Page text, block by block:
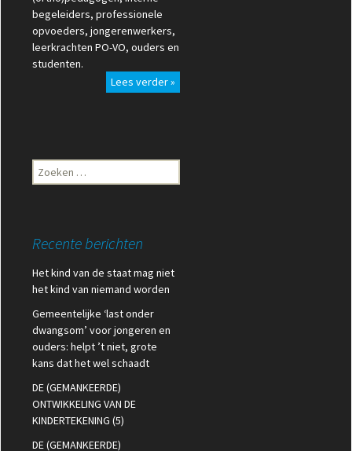
begeleiders, professionele
opvoeders, jongerenwerkers,
leerkrachten PO-VO, ouders en
studenten.
Lees verder »
Zoeken
naar:
Recente berichten
Het kind van de staat mag niet
het kind van niemand worden
Gemeentelijke ‘last onder
dwangsom’ voor jongeren en
ouders: helpt ’t niet, grote
kans dat het wel schaadt
DE (GEMANKEERDE)
ONTWIKKELING VAN DE
KINDERTEKENING (5)
DE (GEMANKEERDE)